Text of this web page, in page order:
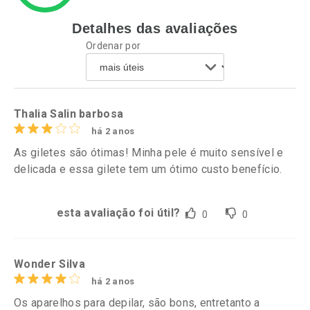
Ativar Desconto
Comprar sem Desconto
Por R$ 42,13/cada
Comprar sem Desconto
Ativar Desconto
Comprar sem Desconto
Por R$ 34,99/cada
Detalhes das avaliações
Ordenar por
Thalia Salin barbosa
há 2 anos
As giletes são ótimas! Minha pele é muito sensível e
delicada e essa gilete tem um ótimo custo benefício.
esta avaliação foi útil? 0 0
Wonder Silva
há 2 anos
Os aparelhos para depilar, são bons, entretanto a